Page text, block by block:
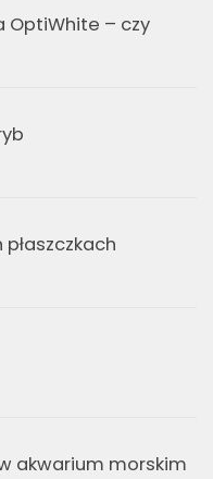
OptiWhite – czy
akwarium morskim